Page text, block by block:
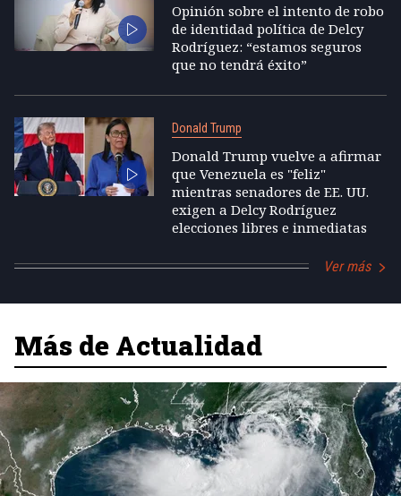
Opinión sobre el intento de robo
de identidad política de Delcy
Rodríguez: “estamos seguros
que no tendrá éxito”
Donald Trump
Donald Trump vuelve a afirmar
que Venezuela es "feliz"
mientras senadores de EE. UU.
exigen a Delcy Rodríguez
elecciones libres e inmediatas
Ver más
Más de Actualidad